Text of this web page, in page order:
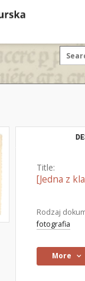
Title:
[Jedna z
Rodzaj
fotografia
More